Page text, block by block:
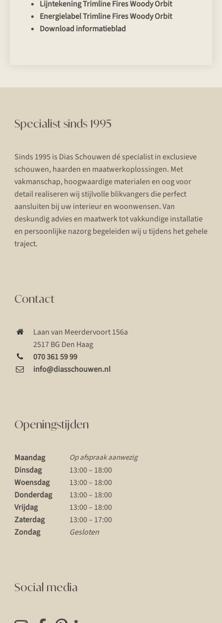
Lijntekening Trimline Fires Woody Orbit
Energielabel Trimline Fires Woody Orbit
Download informatieblad
Specialist sinds 1995
Sinds 1995 is Dias Schouwen dé specialist in exclusieve
schouwen, haarden en maatwerkoplossingen. Met
vakmanschap, hoogwaardige materialen en oog voor
detail realiseren wij stijlvolle blikvangers die perfect
aansluiten bij uw interieur en woonwensen. Van
deskundig advies en maatwerk tot vakkundige installatie
en persoonlijke nazorg begeleiden wij u tijdens het gehele
traject.
Contact
Laan van Meerdervoort 156a
2517 BG Den Haag
070 361 59 99
info@diasschouwen.nl
Openingstijden
Maandag Op afspraak aanwezig
Dinsdag
13:00 – 18:00
Woensdag
13:00 – 18:00
Donderdag
13:00 – 18:00
Vrijdag
13:00 – 18:00
Zaterdag
13:00 – 17:00
Zondag
Gesloten
Social media